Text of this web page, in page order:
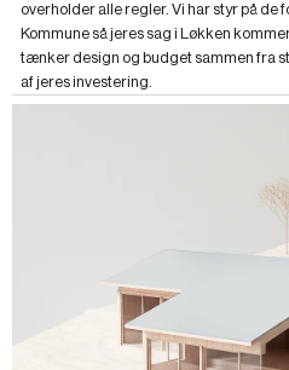
overholder alle regler. Vi har styr på de
Kommune så jeres sag i Løkken
tænker design og budget sammen fra
af jeres investering.